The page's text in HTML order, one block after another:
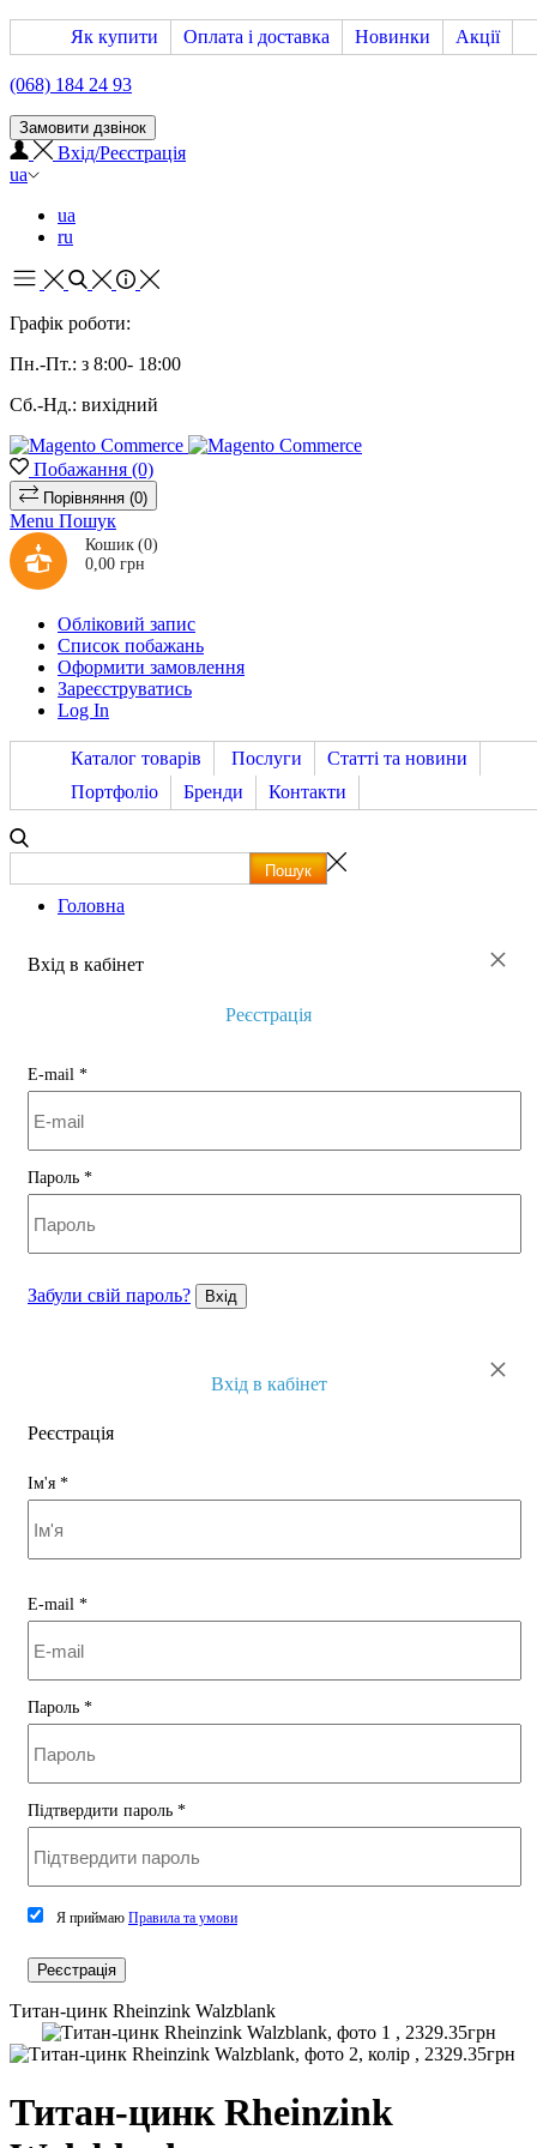
Як купити Оплата і доставка Новинки Акції
(068) 184 24 93
Замовити дзвінок
Вхід/Реєстрація
ua
ua
ru
Графік роботи:
Пн.-Пт.: з 8:00- 18:00
Сб.-Нд.: вихідний
Побажання (0)
Порівняння (0)
Menu Пошук
Кошик (0)
0,00 грн
Обліковий запис
Список побажань
Оформити замовлення
Зареєструватись
Log In
Каталог товарів Послуги
Статті та новини
Портфоліо
Бренди Контакти
Головна
×
Вхід в кабінет
Реєстрація
E-mail *
Пароль *
Забули свій пароль? Вхід
×
Вхід в кабінет
Реєстрація
Ім'я *
E-mail *
Пароль *
Підтвердити пароль *
Я приймаю Правила та умови
Реєстрація
Титан-цинк Rheinzink Walzblank
Титан-цинк Rheinzink